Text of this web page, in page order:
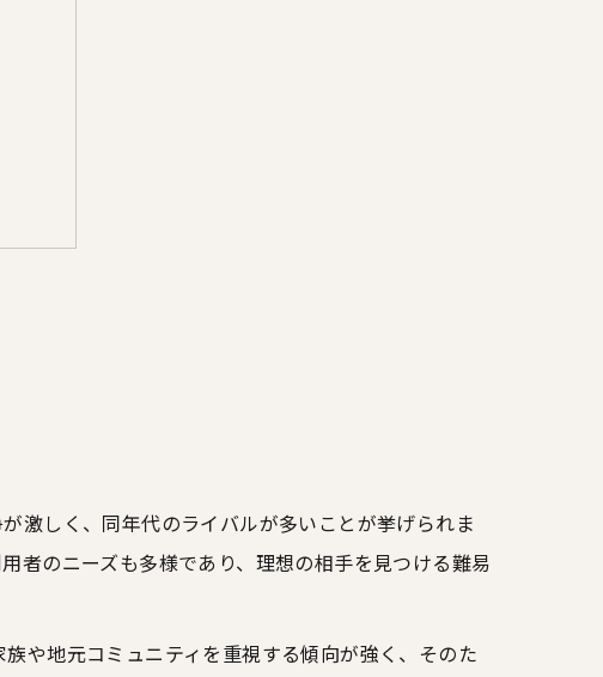
激しく、同年代のライバルが多いことが挙げられま
者のニーズも多様であり、理想の相手を見つける難易
や地元コミュニティを重視する傾向が強く、そのた